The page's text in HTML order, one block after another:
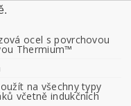
ocel s povrchovou
Thermium™
na všechny typy
včetně indukčních